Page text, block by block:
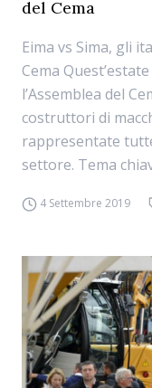
del Cema
Eima vs Sima, gli
Cema
l’Assemblea del
costruttori di
rappresentate
settore. Tema
4 Settembre 2019